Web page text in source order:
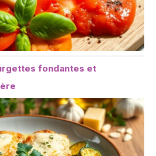
fondantes et